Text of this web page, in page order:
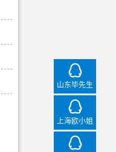
山东毕先生
上海欧小姐